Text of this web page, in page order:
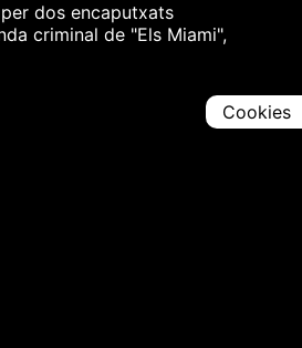
dos encaputxats
criminal de "Els Miami",
Cookies